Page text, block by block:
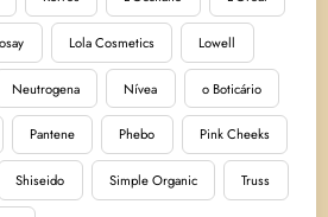
Lola Cosmetics Lowell
Neutrogena Nívea o Boticário
Pantene Phebo Pink Cheeks
Shiseido Simple Organic Truss